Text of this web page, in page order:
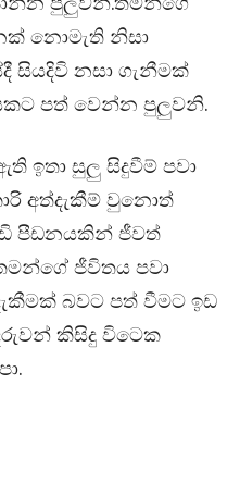
නොමැති නිසා
සියදිවි නසා ගැනීමක්
පත් වෙන්න පුලුවනි.
ඉතා සුලු සිදුවීම් පවා
අත්දැකීම් වුනොත්
පීඩනයකින් ජීවත්
ජීවිතය පවා
බවට පත් වීමට ඉඩ
කිසිදු විටෙක